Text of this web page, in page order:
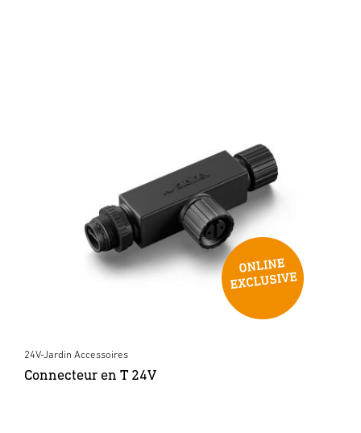
24V-Jardin Accessoires
Connecteur en T 24V